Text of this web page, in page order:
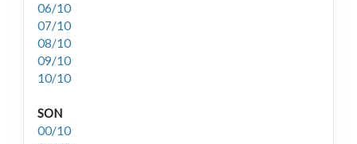
06/10
07/10
08/10
09/10
10/10
SON
00/10